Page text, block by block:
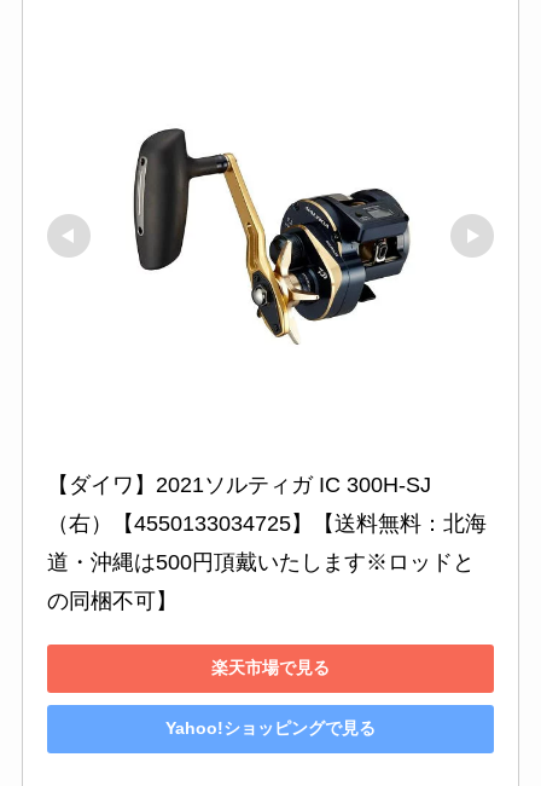
【ダイワ】2021ソルティガ IC 300H-SJ
（右）【4550133034725】【送料無料：北海
道・沖縄は500円頂戴いたします※ロッドと
の同梱不可】
楽天市場で見る
Yahoo!ショッピングで見る